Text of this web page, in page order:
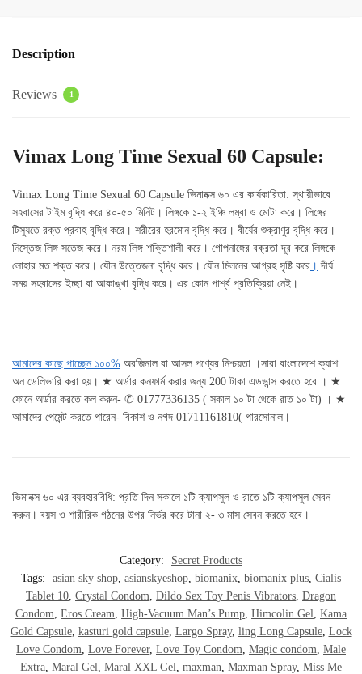
Description
Reviews 1
Vimax Long Time Sexual 60 Capsule:
Vimax Long Time Sexual 60 Capsule ভিমানক্স ৬০ এর কার্যকারিতা: স্থায়ীভাবে
সহবাসের টাইম বৃদ্ধি করে ৪০-৫০ মিনিট। লিঙ্গকে ১-২ ইঞ্চি লম্বা ও মোটা করে। লিঙ্গের
টিস্যুতে রক্ত প্রবাহ বৃদ্ধি করে। শরীরের হরমোন বৃদ্ধি করে। বীর্যের শুক্রাণুর বৃদ্ধি করে।
নিস্তেজ লিঙ্গ সতেজ করে। নরম লিঙ্গ শক্তিশালী করে। গোপনাঙ্গের বক্রতা দূর করে লিঙ্গকে
লোহার মত শক্ত করে। যৌন উত্তেজনা বৃদ্ধি করে। যৌন মিলনের আগ্রহ সৃষ্টি করে । দীর্ঘ
সময় সহবাসের ইচ্ছা বা আকাঙ্খা বৃদ্ধি করে। এর কোন পার্শ্ব প্রতিক্রিয়া নেই।
আমাদের কাছে পাচ্ছেন ১০০% অরজিনাল বা আসল পণ্যের নিশ্চয়তা ।সারা বাংলাদেশে ক্যাশ
অন ডেলিভারি করা হয়। ★ অর্ডার কনফার্ম করার জন্য 200 টাকা এডভান্স করতে হবে । ★
ফোনে অর্ডার করতে কল করুন- ✆ 01777336135 ( সকাল ১০ টা থেকে রাত ১০ টা) । ★
আমাদের পেমেন্ট করতে পারেন- বিকাশ ও নগদ 01711161810( পারসোনাল।
ভিমানক্স ৬০ এর ব্যবহারবিধি: প্রতি দিন সকালে ১টি ক্যাপসুল ও রাতে ১টি ক্যাপসুল সেবন
করুন। বয়স ও শারীরিক গঠনের উপর নির্ভর করে টানা ২- ৩ মাস সেবন করতে হবে।
Category:
Secret Products
Tags:
asian sky shop asianskyeshop biomanix biomanix plus Cialis
Tablet 10 Crystal Condom Dildo Sex Toy Penis Vibrators Dragon
Condom Eros Cream High-Vacuum Man’s Pump Himcolin Gel
Kama
Gold Capsule, kasturi gold capsule, Largo Spray, ling Long Capsule, Lock
Love Condom Love Forever, Love Toy Condom Magic condom Male
Extra Maral Gel Maral XXL Gel maxman Maxman Spray, Miss Me